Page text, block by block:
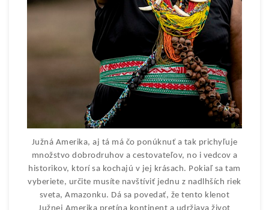
Južná Amerika, aj tá má čo ponúknuť a tak prichyľuje
množstvo dobrodruhov a cestovateľov, no i vedcov a
historikov, ktorí sa kochajú v jej krásach. Pokiaľ sa tam
vyberiete, určite musíte navštíviť jednu z nadlhších riek
sveta, Amazonku. Dá sa povedať, že tento klenot